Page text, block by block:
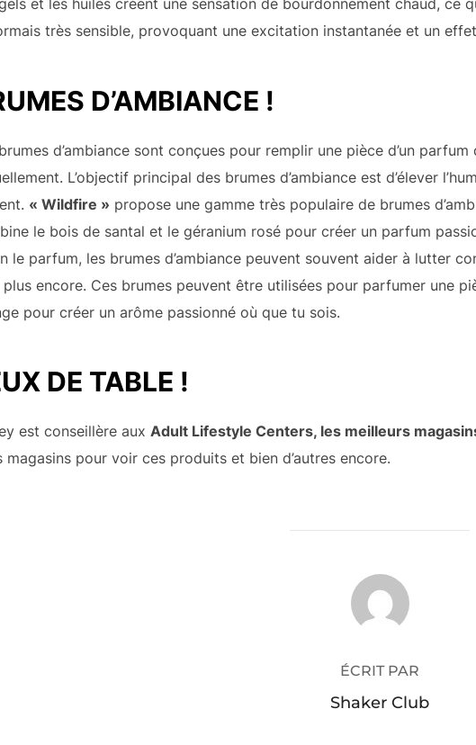
et les huiles créent une sensation de bourdonnement chaud, ce
très sensible, provoquant une excitation instantanée et un
D’AMBIANCE !
d’ambiance sont conçues pour remplir une pièce d’un
L’objectif principal des brumes d’ambiance est d’élever
« Wildfire » propose une gamme très populaire de brumes
le bois de santal et le géranium rosé pour créer un parfum
le parfum, les brumes d’ambiance peuvent souvent aider à lutter
plus encore. Ces brumes peuvent être utilisées pour parfumer une
pour créer un arôme passionné où que tu sois.
DE TABLE !
est conseillère aux Adult Lifestyle Centers, les meilleurs
magasins pour voir ces produits et bien d’autres encore.
AUTEUR DE LA
ÉCRIT PAR
Shaker Club